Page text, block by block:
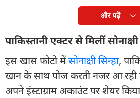
और पढ़ें
पाकिस्तानी एक्टर से मिलीं सोनाक्षी
इस खास फोटो मेंसोनाक्षी सिन्हा,
खान के साथ पोज करती नजर आ रही
अपने इंस्टाग्राम अकाउंट पर शेयर